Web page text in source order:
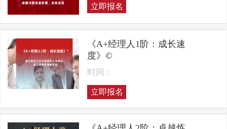
立即报名
《A+经理人1阶：成长速
度》©
时间：
立即报名